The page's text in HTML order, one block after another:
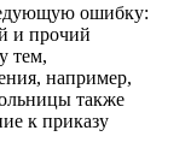
ошибку:
и прочий
тем,
например,
также
к приказу